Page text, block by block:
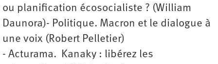
ou planification écosocialiste ? (William
Daunora)- Politique. Macron et le dialogue à
une voix (Robert Pelletier)
- Acturama. Kanaky : libérez les